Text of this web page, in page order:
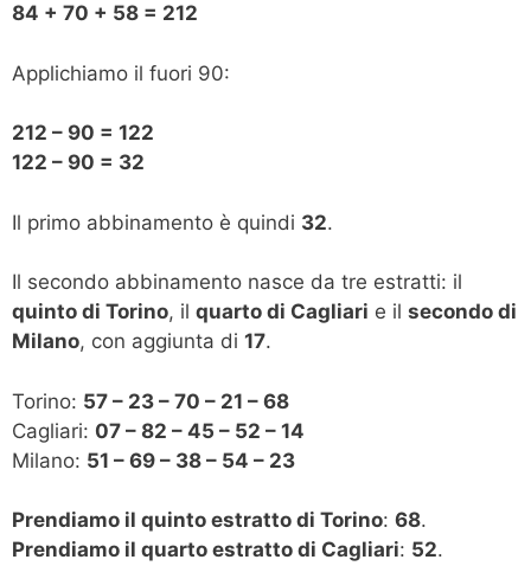
84 + 70 + 58 = 212
Applichiamo il fuori 90:
212 – 90 = 122
122 – 90 = 32
Il primo abbinamento è quindi 32.
Il secondo abbinamento nasce da tre estratti: il
quinto di Torino, il quarto di Cagliari e il secondo di
Milano, con aggiunta di 17.
Torino: 57 – 23 – 70 – 21 – 68
Cagliari: 07 – 82 – 45 – 52 – 14
Milano: 51 – 69 – 38 – 54 – 23
Prendiamo il quinto estratto di Torino: 68.
Prendiamo il quarto estratto di Cagliari: 52.